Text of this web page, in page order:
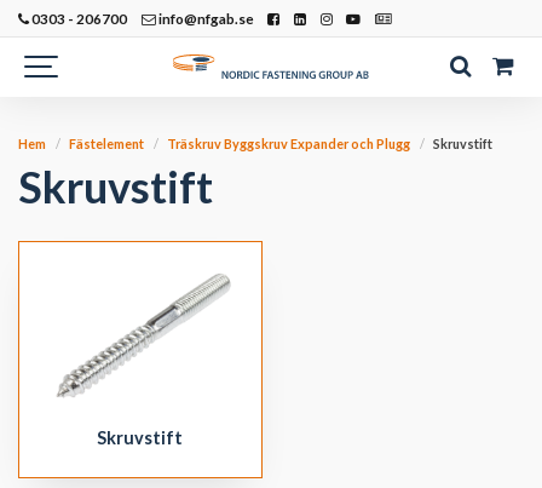
0303 - 206700 info@nfgab.se
Hem Fästelement Träskruv Byggskruv Expander och Plugg Skruvstift
Skruvstift
Skruvstift